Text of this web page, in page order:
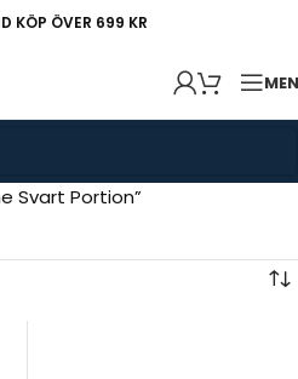
KÖP ÖVER 699 KR
Svart Portion”